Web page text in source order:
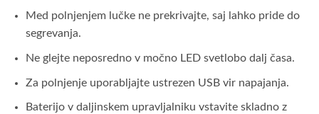
Med polnjenjem lučke ne prekrivajte, saj lahko pride do
segrevanja.
Ne glejte neposredno v močno LED svetlobo dalj časa.
Za polnjenje uporabljajte ustrezen USB vir napajanja.
Baterijo v daljinskem upravljalniku vstavite skladno z